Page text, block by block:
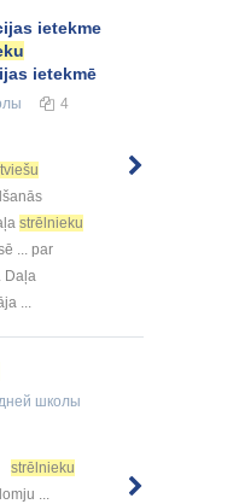
ietekme
ietekmē
4
strēlnieku
... par
. Daļa
...
школы
strēlnieku
...